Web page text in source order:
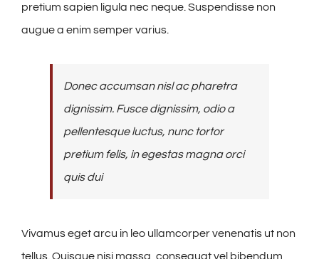
pretium sapien ligula nec neque. Suspendisse non
augue a enim semper varius.
Donec accumsan nisl ac pharetra
dignissim. Fusce dignissim, odio a
pellentesque luctus, nunc tortor
pretium felis, in egestas magna orci
quis dui
Vivamus eget arcu in leo ullamcorper venenatis ut non
tellus. Quisque nisi massa, consequat vel bibendum